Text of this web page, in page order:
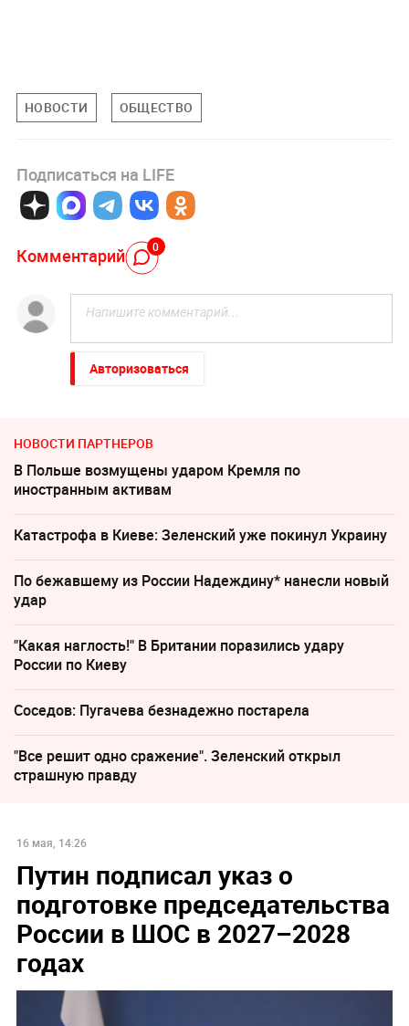
НОВОСТИ ОБЩЕСТВО
Подписаться на LIFE
Комментарий 0
Авторизоваться
НОВОСТИ ПАРТНЕРОВ
В Польше возмущены ударом Кремля по
иностранным активам
Катастрофа в Киеве: Зеленский уже покинул Украину
По бежавшему из России Надеждину* нанесли новый
удар
"Какая наглость!" В Британии поразились удару
России по Киеву
Соседов: Пугачева безнадежно постарела
"Все решит одно сражение". Зеленский открыл
страшную правду
16 мая, 14:26
Путин подписал указ о
подготовке председательства
России в ШОС в 2027–2028
годах